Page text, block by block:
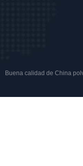
Buena calidad de China